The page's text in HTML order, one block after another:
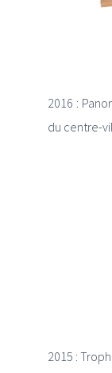
2016 :
du centre-
2015 :